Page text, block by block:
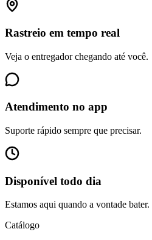
Rastreio em tempo real
Veja o entregador chegando até você.
Atendimento no app
Suporte rápido sempre que precisar.
Disponível todo dia
Estamos aqui quando a vontade bater.
Catálogo